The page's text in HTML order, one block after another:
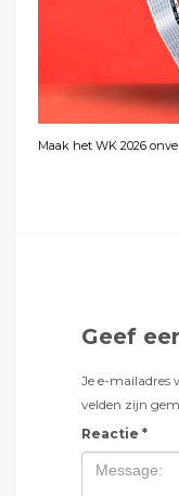
Maak het WK 2026
Geef
Je e-mailadres
velden zijn
Reactie *